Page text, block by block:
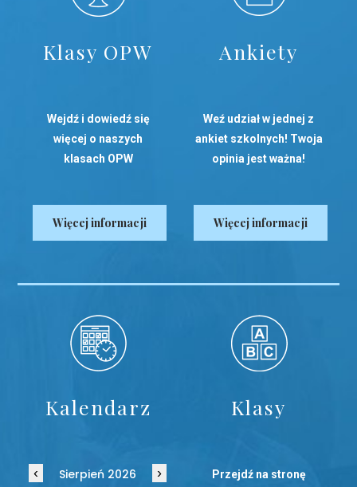
Klasy OPW
Wejdź i dowiedź się
więcej o naszych
klasach OPW
Więcej informacji
Ankiety
Weź udział w jednej z
ankiet szkolnych! Twoja
opinia jest ważna!
Więcej informacji
Kalendarz
‹ Sierpień 2026 ›
Klasy
Przejdź na stronę